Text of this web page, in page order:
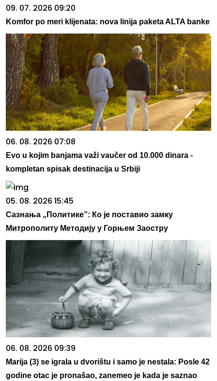
09. 07. 2026 09:20
Komfor po meri klijenata: nova linija paketa ALTA banke
06. 08. 2026 07:08
Evo u kojim banjama važi vaučer od 10.000 dinara -
kompletan spisak destinacija u Srbiji
05. 08. 2026 15:45
Сазнања „Политике”: Ко је поставио замку
Митрополиту Методију у Горњем Заостру
06. 08. 2026 09:39
Marija (3) se igrala u dvorištu i samo je nestala: Posle 42
godine otac je pronašao, zanemeo je kada je saznao